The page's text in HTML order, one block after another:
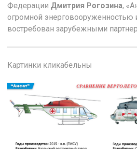
Федерации Дмитрия Рогозина,
огромной энерговооруженностью
востребован зарубежными
Картинки кликабельны